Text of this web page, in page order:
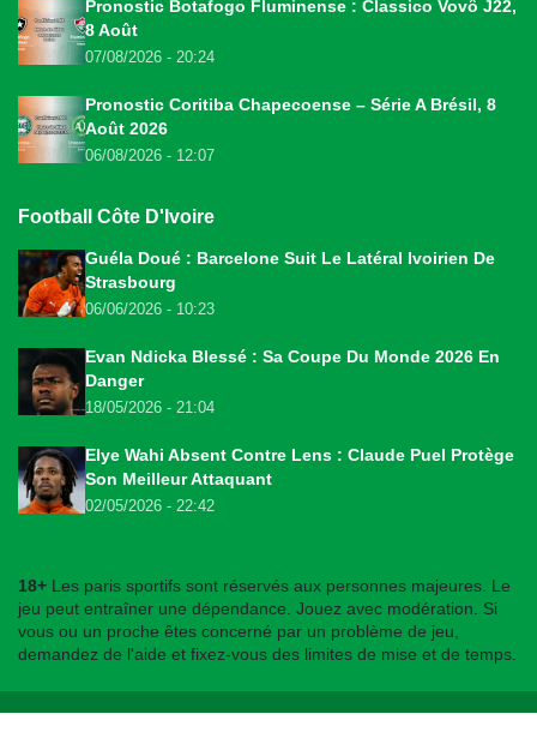
Pronostic Botafogo Fluminense : Classico Vovô J22,
8 Août
07/08/2026 - 20:24
Pronostic Coritiba Chapecoense – Série A Brésil, 8
Août 2026
06/08/2026 - 12:07
Football Côte D'Ivoire
Guéla Doué : Barcelone Suit Le Latéral Ivoirien De
Strasbourg
06/06/2026 - 10:23
Evan Ndicka Blessé : Sa Coupe Du Monde 2026 En
Danger
18/05/2026 - 21:04
Elye Wahi Absent Contre Lens : Claude Puel Protège
Son Meilleur Attaquant
02/05/2026 - 22:42
18+ Les paris sportifs sont réservés aux personnes majeures. Le
jeu peut entraîner une dépendance. Jouez avec modération. Si
vous ou un proche êtes concerné par un problème de jeu,
demandez de l'aide et fixez-vous des limites de mise et de temps.